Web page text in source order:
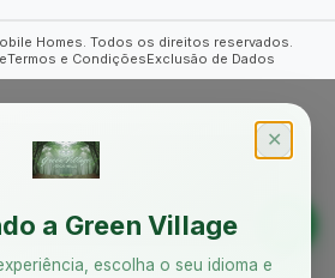
Homes. Todos os direitos reservados.
Termos e CondiçõesExclusão de Dados
✕
a Green Village
escolha o seu idioma e